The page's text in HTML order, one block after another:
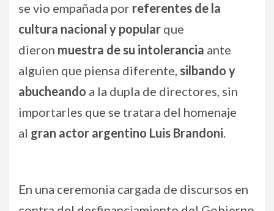
se vio empañada por referentes de la
cultura nacional y popular que
dieron muestra de su intolerancia ante
alguien que piensa diferente, silbando y
abucheando a la dupla de directores, sin
importarles que se tratara del homenaje
al gran actor argentino Luis Brandoni.
En una ceremonia cargada de discursos en